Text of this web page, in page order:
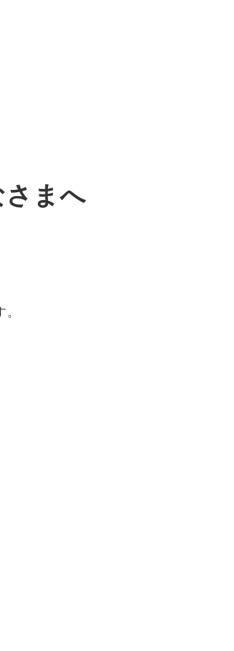
まへ